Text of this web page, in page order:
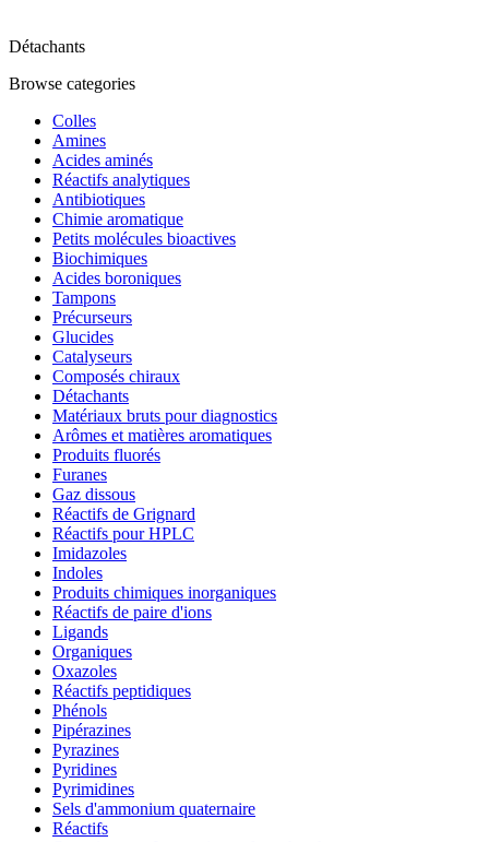
Détachants
Browse categories
Colles
Amines
Acides aminés
Réactifs analytiques
Antibiotiques
Chimie aromatique
Petits molécules bioactives
Biochimiques
Acides boroniques
Tampons
Précurseurs
Glucides
Catalyseurs
Composés chiraux
Détachants
Matériaux bruts pour diagnostics
Arômes et matières aromatiques
Produits fluorés
Furanes
Gaz dissous
Réactifs de Grignard
Réactifs pour HPLC
Imidazoles
Indoles
Produits chimiques inorganiques
Réactifs de paire d'ions
Ligands
Organiques
Oxazoles
Réactifs peptidiques
Phénols
Pipérazines
Pyrazines
Pyridines
Pyrimidines
Sels d'ammonium quaternaire
Réactifs